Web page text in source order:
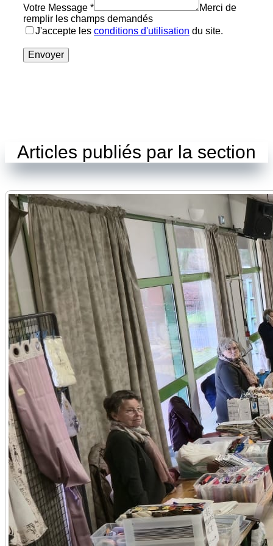
Votre Message *
Merci de
remplir les champs demandés
J'accepte les conditions d'utilisation du site.
Envoyer
Articles publiés par la section